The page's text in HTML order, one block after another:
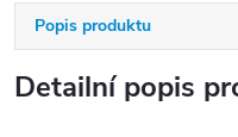
Popis produktu
Detailní popis